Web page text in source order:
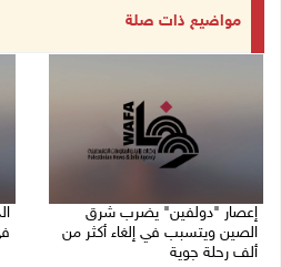
مواضيع ذات صلة
إعصار "دولفين" يضرب شرق
الصين ويتسبب في إلغاء أكثر من
ألف رحلة جوية
في